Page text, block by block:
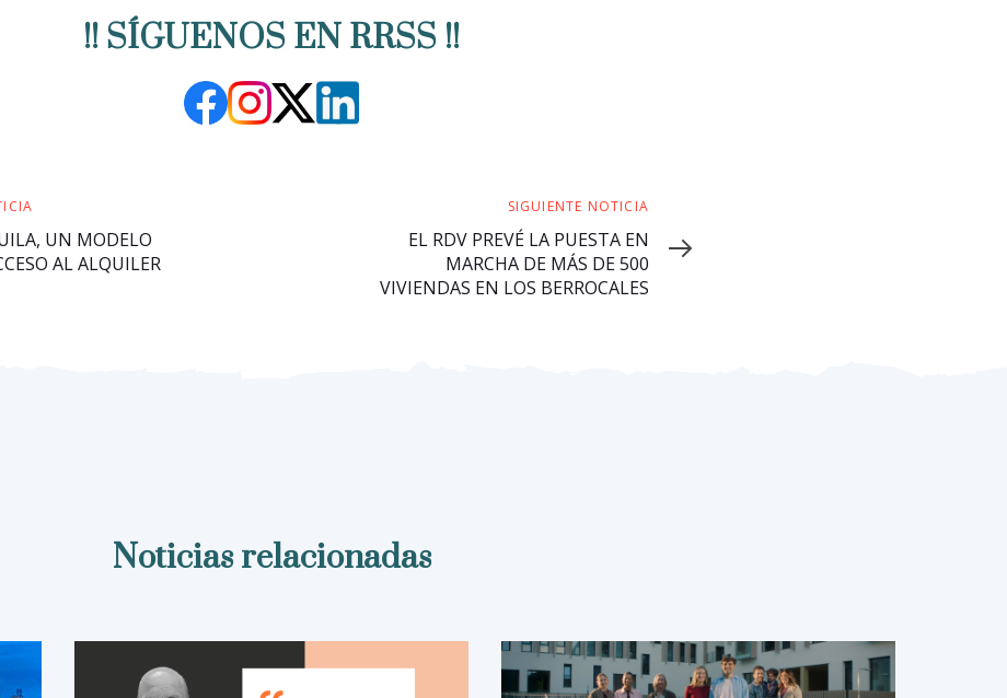
!! SÍGUENOS EN RRSS !!
UN MODELO
AL ALQUILER
SIGUIENTE NOTICIA
EL RDV PREVÉ LA PUESTA EN
MARCHA DE MÁS DE 500
VIVIENDAS EN LOS BERROCALES
Noticias relacionadas